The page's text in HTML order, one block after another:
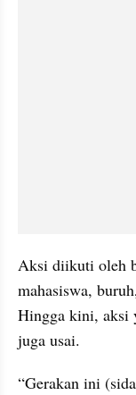
Aksi diikuti oleh
mahasiswa,
Hingga kini, aksi
juga usai.
“Gerakan ini